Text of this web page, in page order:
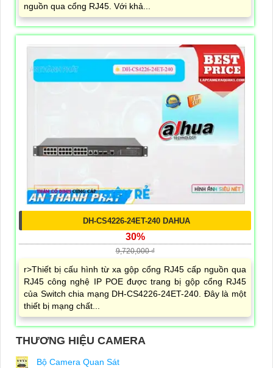
nguồn qua cổng RJ45. Với khả...
DH-CS4226-24ET-240 DAHUA
30%
9,720,000 ₫
r>Thiết bị cấu hình từ xa gộp cổng RJ45 cấp nguồn qua
RJ45 công nghệ IP POE được trang bị gộp cổng RJ45
của Switch chia mạng DH-CS4226-24ET-240. Đây là một
thiết bị mạng chất...
THƯƠNG HIỆU CAMERA
Bộ Camera Quan Sát